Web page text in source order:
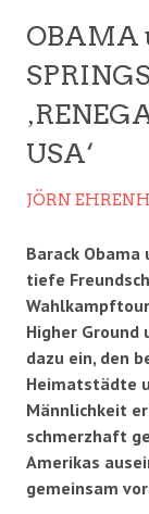
OBAMA
USA‘
JÖRN
Barack
tiefe
Higher Ground
dazu ein, den
Heimatstädte
Männlichkeit
schmerzhaft
Amerikas
gemeinsam